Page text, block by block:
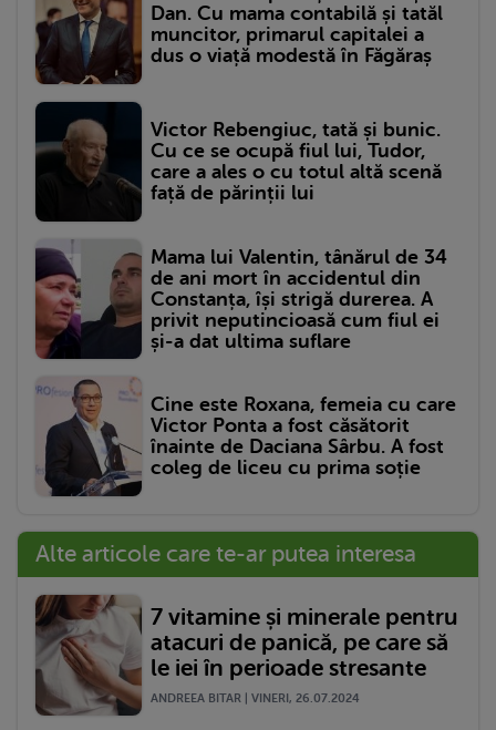
Dan. Cu mama contabilă și tatăl
muncitor, primarul capitalei a
dus o viață modestă în Făgăraș
Victor Rebengiuc, tată și bunic.
Cu ce se ocupă fiul lui, Tudor,
care a ales o cu totul altă scenă
față de părinții lui
Mama lui Valentin, tânărul de 34
de ani mort în accidentul din
Constanța, își strigă durerea. A
privit neputincioasă cum fiul ei
și-a dat ultima suflare
Cine este Roxana, femeia cu care
Victor Ponta a fost căsătorit
înainte de Daciana Sârbu. A fost
coleg de liceu cu prima soție
Alte articole care te-ar putea interesa
7 vitamine și minerale pentru
atacuri de panică, pe care să
le iei în perioade stresante
ANDREEA BITAR | VINERI, 26.07.2024